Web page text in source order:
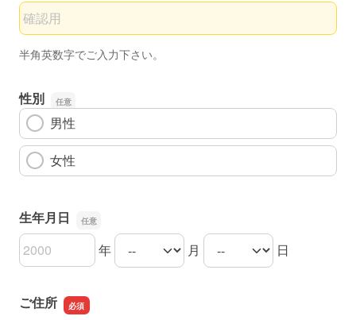
メールアドレスの確認用
半角英数字でご入力下さい。
性別
男性
女性
生年月日
生年月日の年 年
生年月日の月 月
生年月日の日 日
ご住所